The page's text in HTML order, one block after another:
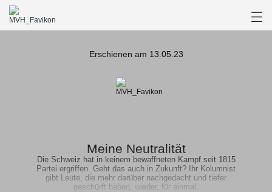
Erschienen am 13.05.23
Meine Neutralität
Die Schweiz hat in keinem bewaffneten Kampf seit 1815
Partei ergriffen. Geht das auch in Zukunft? Ihr Kolumnist
gibt Leute, die mehr darüber nachgedacht und tiefer
geschürft haben, wieder, für einmal.